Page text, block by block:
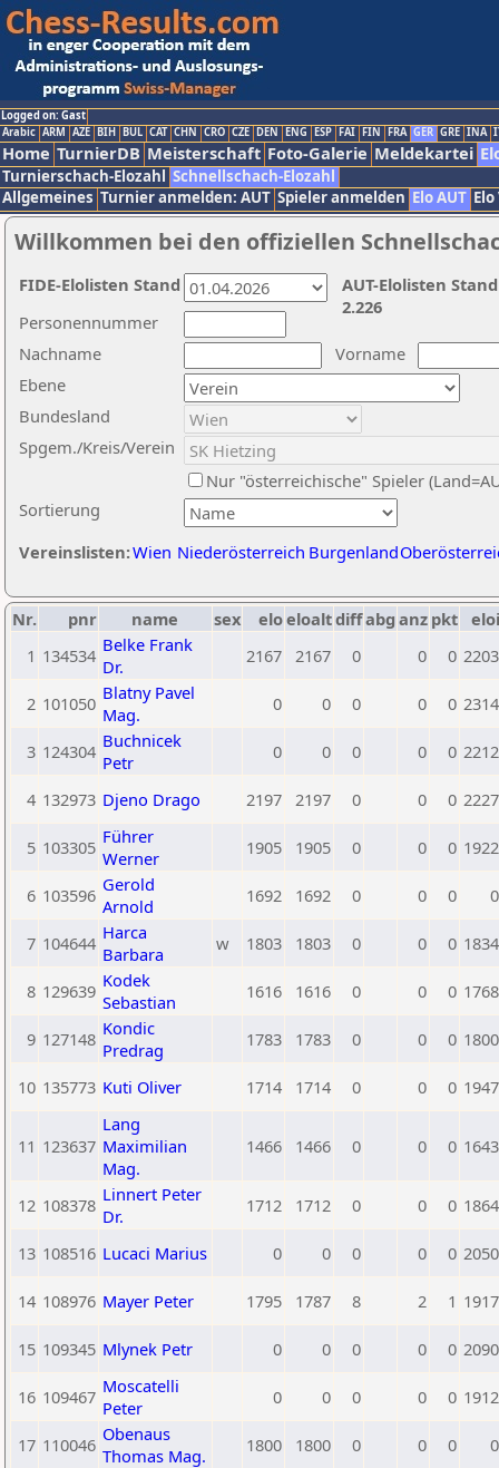
Logged on: Gast
Arabic ARM AZE BIH BUL CAT CHN CRO CZE DEN ENG ESP FAI FIN FRA GER GRE INA
Home TurnierDB Meisterschaft Foto-Galerie Meldekartei
Turnierschach-Elozahl Schnellschach-Elozahl
Allgemeines Turnier anmelden: AUT Spieler anmelden Elo AUT
Willkommen bei den offiziellen
Nachname
Vorname
Ebene
Sortierung
Personennummer
Bundesland
Spgem./Kreis/Verein
Nur "österreichische" Spieler
Vereinslisten:Wien Niederösterreich Burgenland
AUT-Elolisten
2.226
FIDE-Elolisten Stand
Nr. pnr name sex eloeloaltdiffabg anz pkt eloi
1 134534 Belke Frank
Dr.
2167 2167 0 0 0 2203
2 101050 Blatny Pavel
Mag.
0 0 0 0 0 2314
3 124304 Buchnicek
Petr
0 0 0 0 0 2212
4 132973 Djeno Drago 2197 2197 0 0 0 2227
5 103305 Führer
Werner
1905 1905 0 0 0 1922
6 103596 Gerold
Arnold
1692 1692 0 0 0 0
7 104644 Harca
Barbara
w 1803 1803 0 0 0 1834
8 129639 Kodek
Sebastian
1616 1616 0 0 0 1768
9 127148 Kondic
Predrag
1783 1783 0 0 0 1800
10 135773 Kuti Oliver 1714 1714 0 0 0 1947
11 123637
Lang
Maximilian
Mag.
1466 1466 0 0 0 1643
12 108378 Linnert Peter
Dr.
1712 1712 0 0 0 1864
13 108516 Lucaci Marius 0 0 0 0 0 2050
14 108976 Mayer Peter 1795 1787 8 2 1 1917
15 109345 Mlynek Petr 0 0 0 0 0 2090
16 109467 Moscatelli
Peter
0 0 0 0 0 1912
17 110046 Obenaus
Thomas Mag.
1800 1800 0 0 0 0